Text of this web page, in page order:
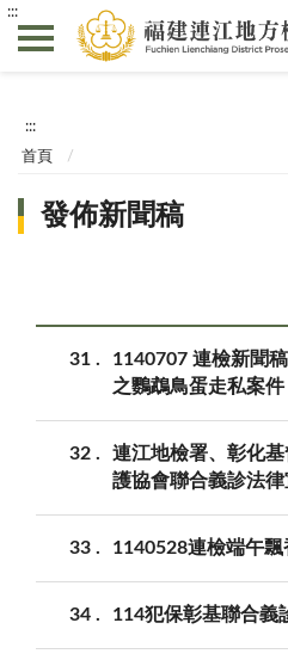
:::
:::
首頁
發佈新聞稿
31
1140707 連檢新聞
之鸚鵡鳥蛋走私案件
32
連江地檢署、彰化
護協會聯合義診法
33 1140528連檢端午
34 114犯保彰基聯合義